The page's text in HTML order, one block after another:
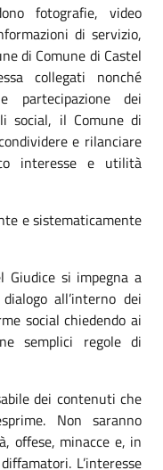
fotografie, video
di servizio,
di Comune di Castel
collegati nonché
partecipazione dei
social, il Comune di
e rilanciare
interesse e utilità
e sistematicamente
Giudice si impegna a
all’interno dei
social chiedendo ai
semplici regole di
dei contenuti che
Non saranno
offese, minacce e, in
L’interesse